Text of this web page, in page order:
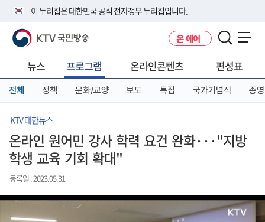
이 누리집은 대한민국 공식 전자정부 누리집입니다.
공식 누리집 주소 확인하기
니다.
이밖에 or.kr 또는 .kr등 다른 도메인 주소를 사용하고 있다면 아래 URL에
서 도메인 주소를 확인해 보세요
KTV 국민방송 온 에어
뉴스 프로그램 온라인콘텐츠 편성표
전체 정책 문화/교양 보도 특집 국가기념식 종영
KTV 대한뉴스
온라인 원어민 강사 학력 요건 완화···"지방
학생 교육 기회 확대"
등록일 : 2023.05.31